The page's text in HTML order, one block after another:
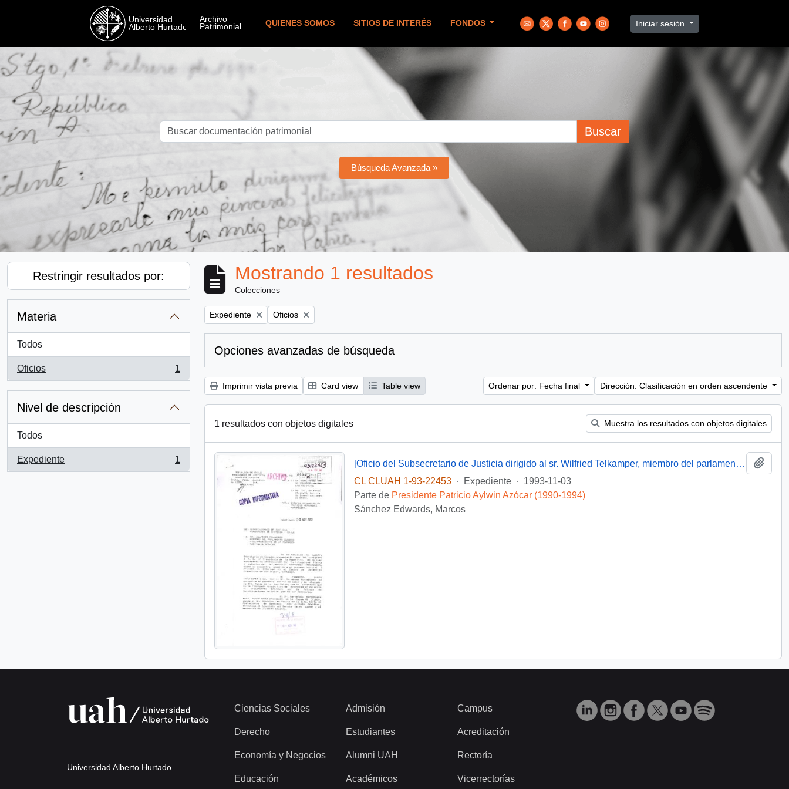
QUIENES SOMOS SITIOS DE INTERÉS FONDOS Iniciar sesión
Buscar
Búsqueda Avanzada »
Restringir resultados por:
Materia
Todos
Oficios
, 1 resultados
1
Nivel de descripción
Todos
Expediente
, 1 resultados
1
Mostrando 1 resultados
Colecciones
Remove filter:
Expediente Remove filter:
Oficios
Opciones avanzadas de búsqueda
Imprimir vista previa Card view Table view Ordenar por: Fecha final Dirección: Clasificación en orden ascendente
1 resultados con objetos digitales Muestra los resultados con objetos digitales
[Oficio del Subsecretario de Justicia dirigido al sr. Wilfried Telkamper, miembro del parlamento europeo]
CL CLUAH 1-93-22453
· Expediente · 1993-11-03
Parte de Presidente Patricio Aylwin Azócar (1990-1994)
Sánchez Edwards, Marcos
Universidad Alberto Hurtado
Ciencias Sociales
Derecho
Economía y Negocios
Educación
Admisión
Estudiantes
Alumni UAH
Académicos
Campus
Acreditación
Rectoría
Vicerrectorías